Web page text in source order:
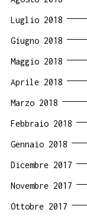
Luglio 2018
Giugno 2018
Maggio 2018
Aprile 2018
Marzo 2018
Febbraio 2018
Gennaio 2018
Dicembre 2017
Novembre 2017
Ottobre 2017